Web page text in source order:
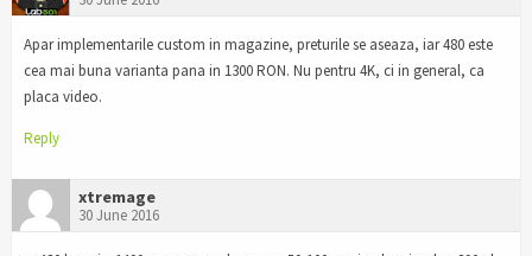
Apar implementarile custom in magazine, preturile se aseaza, iar 480 este
cea mai buna varianta pana in 1300 RON. Nu pentru 4K, ci in general, ca
placa video.
Reply
xtremage
30 June 2016